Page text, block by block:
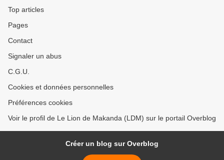
Top articles
Pages
Contact
Signaler un abus
C.G.U.
Cookies et données personnelles
Préférences cookies
Voir le profil de Le Lion de Makanda (LDM) sur le portail Overblog
Créer un blog sur Overblog